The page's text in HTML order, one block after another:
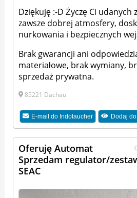
Dziękuję :-D Życzę Ci udanych
zawsze dobrej atmosfery,
nurkowania i bezpiecznych
Brak gwarancji ani
materiałowe, brak wymiany,
sprzedaż prywatna.
85221 Dachau
E-mail do Indotaucher Dodaj
Oferuję Automat
Sprzedam regulator/
SEAC